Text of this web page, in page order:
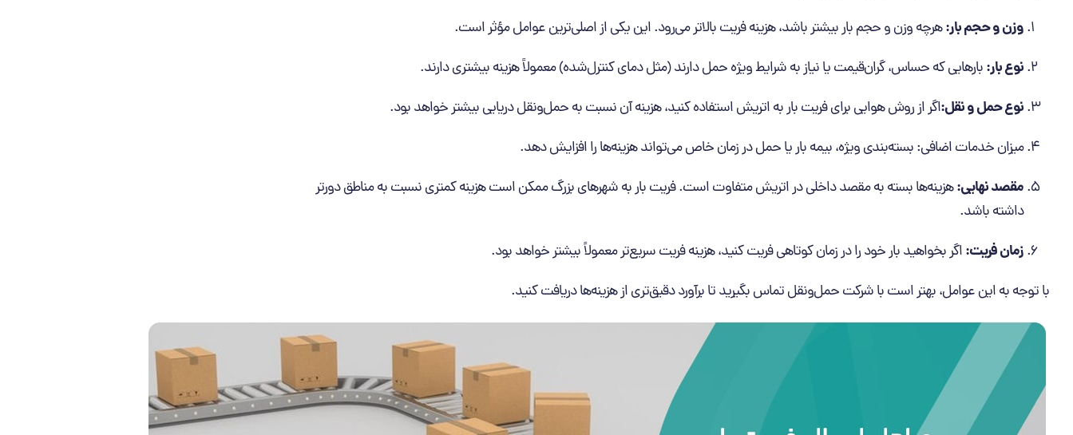
وزن و حجم بار:هرچه وزن و حجم بار بیشتر باشد، هزینه فریت بالاتر می‌رود. این یکی از اصلی‌ترین عوامل مؤثر است.
نوع بار:بارهایی که حساس، گران‌قیمت یا نیاز به شرایط ویژه حمل دارند (مثل دمای کنترل‌شده) معمولاً هزینه بیشتری دارند.
نوع حمل و نقل:اگر از روش هوایی برای فریت بار به اتریش استفاده کنید، هزینه آن نسبت به حمل‌ونقل دریایی بیشتر خواهد بود.
میزان خدمات اضافی: بسته‌بندی ویژه، بیمه بار یا حمل در زمان خاص می‌تواند هزینه‌ها را افزایش دهد.
مقصد نهایی:هزینه‌ها بسته به مقصد داخلی در اتریش متفاوت است. فریت بار به شهرهای بزرگ ممکن است هزینه کمتری نسبت به مناطق دورتر
داشته باشد.
زمان فریت:اگر بخواهید بار خود را در زمان کوتاهی فریت کنید، هزینه فریت سریع‌تر معمولاً بیشتر خواهد بود.
با توجه به این عوامل، بهتر است با شرکت حمل‌ونقل تماس بگیرید تا برآورد دقیق‌تری از هزینه‌ها دریافت کنید.